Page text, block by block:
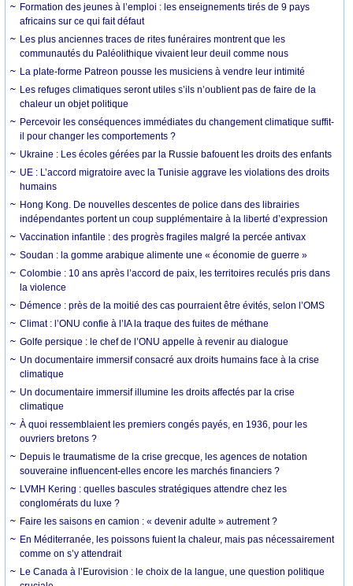
Formation des jeunes à l’emploi : les enseignements tirés de 9 pays
africains sur ce qui fait défaut
Les plus anciennes traces de rites funéraires montrent que les
communautés du Paléolithique vivaient leur deuil comme nous
La plate-forme Patreon pousse les musiciens à vendre leur intimité
Les refuges climatiques seront utiles s’ils n’oublient pas de faire de la
chaleur un objet politique
Percevoir les conséquences immédiates du changement climatique suffit-
il pour changer les comportements ?
Ukraine : Les écoles gérées par la Russie bafouent les droits des enfants
UE : L’accord migratoire avec la Tunisie aggrave les violations des droits
humains
Hong Kong. De nouvelles descentes de police dans des librairies
indépendantes portent un coup supplémentaire à la liberté d’expression
Vaccination infantile : des progrès fragiles malgré la percée antivax
Soudan : la gomme arabique alimente une « économie de guerre »
Colombie : 10 ans après l’accord de paix, les territoires reculés pris dans
la violence
Démence : près de la moitié des cas pourraient être évités, selon l’OMS
Climat : l’ONU confie à l’IA la traque des fuites de méthane
Golfe persique : le chef de l’ONU appelle à revenir au dialogue
Un documentaire immersif consacré aux droits humains face à la crise
climatique
Un documentaire immersif illumine les droits affectés par la crise
climatique
À quoi ressemblaient les premiers congés payés, en 1936, pour les
ouvriers bretons ?
Depuis le traumatisme de la crise grecque, les agences de notation
souveraine influencent-elles encore les marchés financiers ?
LVMH Kering : quelles bascules stratégiques attendre chez les
conglomérats du luxe ?
Faire les saisons en camion : « devenir adulte » autrement ?
En Méditerranée, les poissons fuient la chaleur, mais pas nécessairement
comme on s’y attendrait
Le Canada à l’Eurovision : le choix de la langue, une question politique